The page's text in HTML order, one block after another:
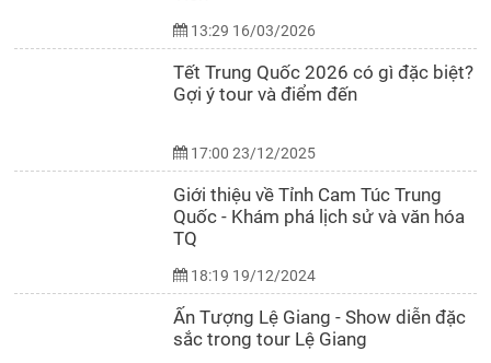
13:29 16/03/2026
Tết Trung Quốc 2026 có gì đặc biệt?
Gợi ý tour và điểm đến
17:00 23/12/2025
Giới thiệu về Tỉnh Cam Túc Trung
Quốc - Khám phá lịch sử và văn hóa
TQ
18:19 19/12/2024
Ấn Tượng Lệ Giang - Show diễn đặc
sắc trong tour Lệ Giang